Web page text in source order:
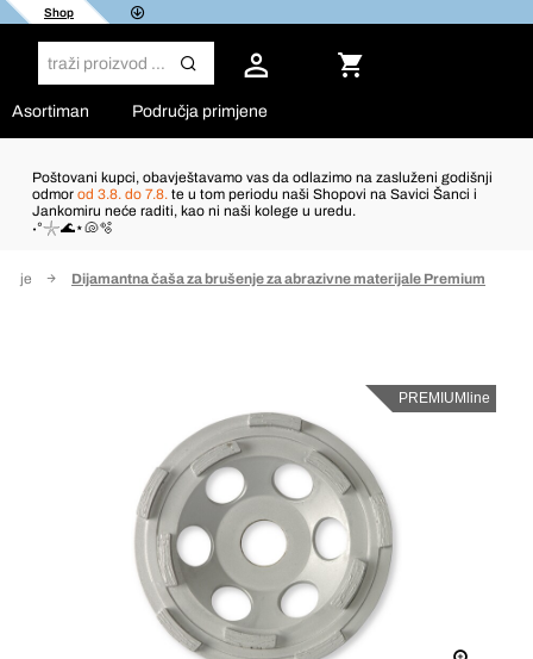
Shop
Asortiman Područja primjene
Poštovani kupci, obavještavamo vas da odlazimo na zasluženi godišnji
odmor od 3.8. do 7.8. te u tom periodu naši Shopovi na Savici Šanci i
Jankomiru neće raditi, kao ni naši kolege u uredu.
˖°𓇼🌊⋆🐚🫧
Dijamantna čaša za brušenje za abrazivne materijale Premium
PREMIUMline